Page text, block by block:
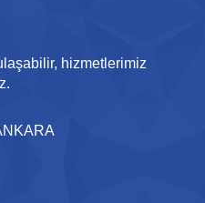
hizmetlerimiz